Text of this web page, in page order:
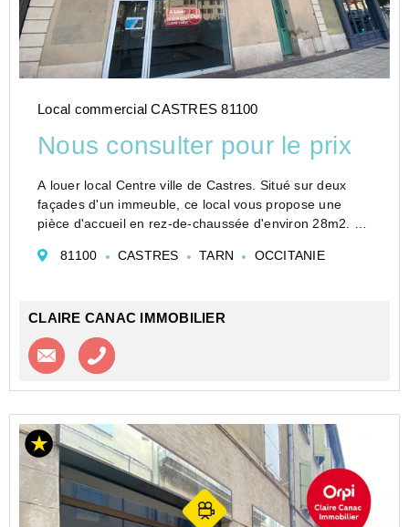
Local commercial CASTRES 81100
Nous consulter pour le prix
A louer local Centre ville de Castres. Situé sur deux
façades d'un immeuble, ce local vous propose une
pièce d'accueil en rez-de-chaussée d'environ 28m2. Au
stockage. Lien visite virtuelle : ht...
81100 CASTRES TARN OCCITANIE
CLAIRE CANAC IMMOBILIER
Contacter l'agence